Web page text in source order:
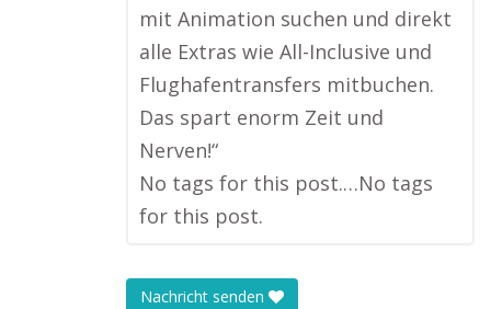
mit Animation suchen und direkt
alle Extras wie All-Inclusive und
Flughafentransfers mitbuchen.
Das spart enorm Zeit und
Nerven!“
No tags for this post.…No tags
for this post.
Nachricht senden